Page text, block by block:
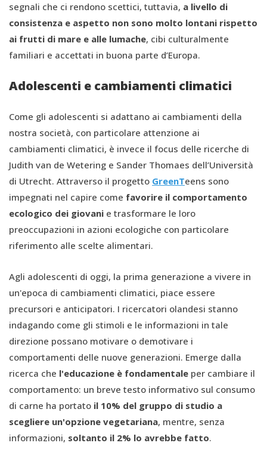
segnali che ci rendono scettici, tuttavia, a livello di
consistenza e aspetto non sono molto lontani rispetto
ai frutti di mare e alle lumache, cibi culturalmente
familiari e accettati in buona parte d’Europa.
Adolescenti e cambiamenti climatici
Come gli adolescenti si adattano ai cambiamenti della
nostra società, con particolare attenzione ai
cambiamenti climatici, è invece il focus delle ricerche di
Judith van de Wetering e Sander Thomaes dell’Università
di Utrecht. Attraverso il progetto GreenTeens sono
impegnati nel capire come favorire il comportamento
ecologico dei giovani e trasformare le loro
preoccupazioni in azioni ecologiche con particolare
riferimento alle scelte alimentari.
Agli adolescenti di oggi, la prima generazione a vivere in
un'epoca di cambiamenti climatici, piace essere
precursori e anticipatori. I ricercatori olandesi stanno
indagando come gli stimoli e le informazioni in tale
direzione possano motivare o demotivare i
comportamenti delle nuove generazioni. Emerge dalla
ricerca che l'educazione è fondamentale per cambiare il
comportamento: un breve testo informativo sul consumo
di carne ha portato il 10% del gruppo di studio a
scegliere un'opzione vegetariana, mentre, senza
informazioni, soltanto il 2% lo avrebbe fatto.